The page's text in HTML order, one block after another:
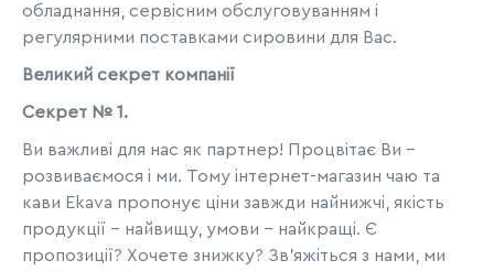
обладнання, сервісним обслуговуванням і
регулярними поставками сировини для Вас.
Великий секрет компанії
Секрет № 1.
Ви важливі для нас як партнер! Процвітає Ви -
розвиваємося і ми. Тому інтернет-магазин чаю та
кави Ekava пропонує ціни завжди найнижчі, якість
продукції - найвищу, умови - найкращі. Є
пропозиції? Хочете знижку? Зв'яжіться з нами, ми